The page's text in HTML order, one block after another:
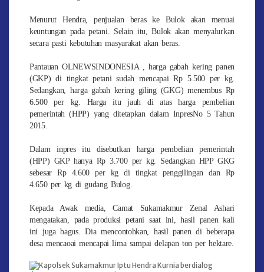
Menurut Hendra, penjualan beras ke Bulok akan menuai
keuntungan pada petani. Selain itu, Bulok akan menyalurkan
secara pasti kebutuhan masyarakat akan beras.
Pantauan OLNEWSINDONESIA , harga gabah kering panen
(GKP) di tingkat petani sudah mencapai Rp 5.500 per kg.
Sedangkan, harga gabah kering giling (GKG) menembus Rp
6.500 per kg. Harga itu jauh di atas harga pembelian
pemerintah (HPP) yang ditetapkan dalam InpresNo 5 Tahun
2015.
Dalam inpres itu disebutkan harga pembelian pemerintah
(HPP) GKP hanya Rp 3.700 per kg. Sedangkan HPP GKG
sebesar Rp 4.600 per kg di tingkat penggilingan dan Rp
4.650 per kg di gudang Bulog.
Kepada Awak media, Camat Sukamakmur Zenal Ashari
mengatakan, pada produksi petani saat ini, hasil panen kali
ini juga bagus. Dia mencontohkan, hasil panen di beberapa
desa mencaoai mencapai lima sampai delapan ton per hektare.